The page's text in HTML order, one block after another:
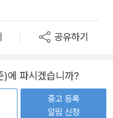
공유하기
)에 파시겠습니까?
중고 등록
알림 신청